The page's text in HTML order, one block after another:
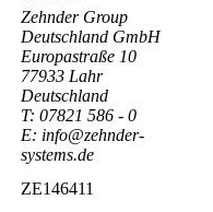
Zehnder Group
Deutschland GmbH
Europastraße 10
77933 Lahr
Deutschland
T: 07821 586 - 0
E: info@zehnder-
systems.de
ZE146411